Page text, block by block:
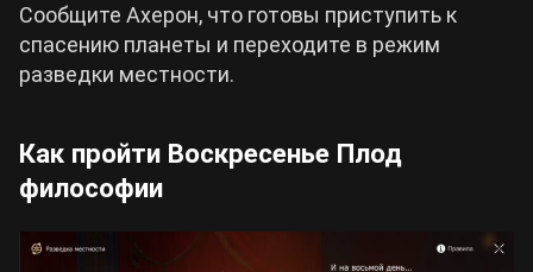
Сообщите Ахерон, что готовы приступить к
спасению планеты и переходите в режим
разведки местности.
Как пройти Воскресенье Плод
философии